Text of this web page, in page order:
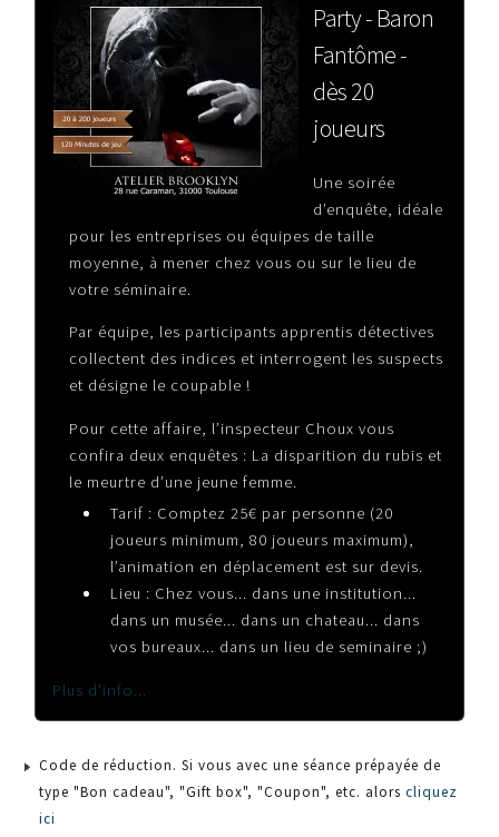
Party - Baron
Fantôme -
dès 20
joueurs
Une soirée
d’enquête, idéale
pour les entreprises ou équipes de taille
moyenne, à mener chez vous ou sur le lieu de
votre séminaire.
Par équipe, les participants apprentis détectives
collectent des indices et interrogent les suspects
et désigne le coupable !
Pour cette affaire, l’inspecteur Choux vous
confira deux enquêtes : La disparition du rubis et
le meurtre d’une jeune femme.
Tarif : Comptez 25€ par personne (20
joueurs minimum, 80 joueurs maximum),
l’animation en déplacement est sur devis.
Lieu : Chez vous... dans une institution...
dans un musée... dans un chateau... dans
vos bureaux... dans un lieu de seminaire ;)
Plus d'info...
Code de réduction. Si vous avec une séance prépayée de
type "Bon cadeau", "Gift box", "Coupon", etc. alorscliquez
ici